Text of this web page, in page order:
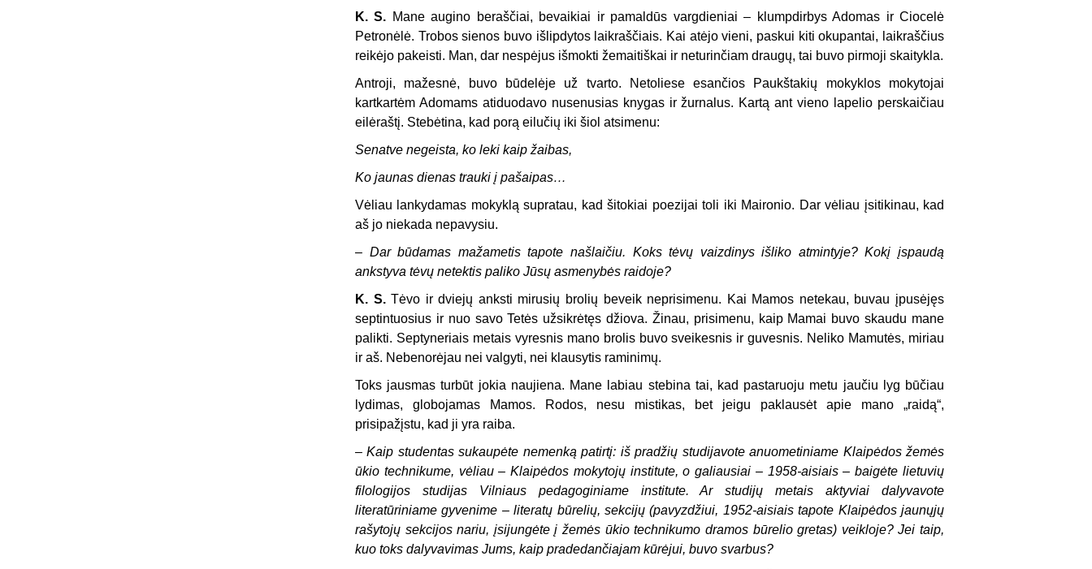
K. S. Mane augino beraščiai, bevaikiai ir pamaldūs vargdieniai – klumpdirbys Adomas ir Ciocelė
Petronėlė. Trobos sienos buvo išlipdytos laikraščiais. Kai atėjo vieni, paskui kiti okupantai, laikraščius
reikėjo pakeisti. Man, dar nespėjus išmokti žemaitiškai ir neturinčiam draugų, tai buvo pirmoji skaitykla.
Antroji, mažesnė, buvo būdelėje už tvarto. Netoliese esančios Paukštakių mokyklos mokytojai
kartkartėm Adomams atiduodavo nusenusias knygas ir žurnalus. Kartą ant vieno lapelio perskaičiau
eilėraštį. Stebėtina, kad porą eilučių iki šiol atsimenu:
Senatve negeista, ko leki kaip žaibas,
Ko jaunas dienas trauki į pašaipas…
Vėliau lankydamas mokyklą supratau, kad šitokiai poezijai toli iki Maironio. Dar vėliau įsitikinau, kad
aš jo niekada nepavysiu.
– Dar būdamas mažametis tapote našlaičiu. Koks tėvų vaizdinys išliko atmintyje? Kokį įspaudą
ankstyva tėvų netektis paliko Jūsų asmenybės raidoje?
K. S.Tėvo ir dviejų anksti mirusių brolių beveik neprisimenu. Kai Mamos netekau, buvau įpusėjęs
septintuosius ir nuo savo Tetės užsikrėtęs džiova. Žinau, prisimenu, kaip Mamai buvo skaudu mane
palikti. Septyneriais metais vyresnis mano brolis buvo sveikesnis ir guvesnis. Neliko Mamutės, miriau
ir aš. Nebenorėjau nei valgyti, nei klausytis raminimų.
Toks jausmas turbūt jokia naujiena. Mane labiau stebina tai, kad pastaruoju metu jaučiu lyg būčiau
lydimas, globojamas Mamos. Rodos, nesu mistikas, bet jeigu paklausėt apie mano „raidą“,
prisipažįstu, kad ji yra raiba.
–Kaip studentas sukaupėte nemenką patirtį: iš pradžių studijavote anuometiniame Klaipėdos žemės
ūkio technikume, vėliau – Klaipėdos mokytojų institute, o galiausiai – 1958-aisiais – baigėte lietuvių
filologijos studijas Vilniaus pedagoginiame institute. Ar studijų metais aktyviai dalyvavote
literatūriniame gyvenime – literatų būrelių, sekcijų (pavyzdžiui, 1952-aisiais tapote Klaipėdos jaunųjų
rašytojų sekcijos nariu, įsijungėte į žemės ūkio technikumo dramos būrelio gretas) veikloje? Jei taip,
kuo toks dalyvavimas Jums, kaip pradedančiajam kūrėjui, buvo svarbus?